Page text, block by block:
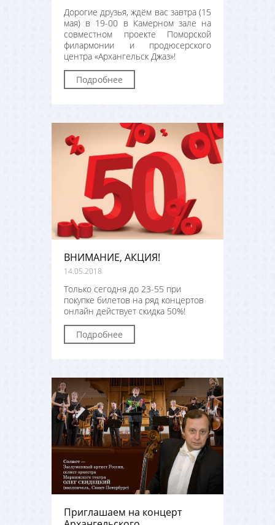
Дорогие друзья, ждём вас завтра (15
мая) в 19-00 в Камерном зале на
совместном проекте Поморской
филармонии и продюсерского
центра «Архангельск Джаз»!
Подробнее
ВНИМАНИЕ, АКЦИЯ!
14.05.2018
Только сегодня до 23-55 при
покупке билетов на ряд концертов
онлайн действует скидка 50%!
Подробнее
Приглашаем на концерт